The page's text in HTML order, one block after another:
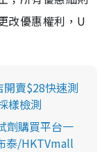
改優惠權利，U
開賣$28快速測
樣檢測
劑購買平台一
泰/HKTVmall